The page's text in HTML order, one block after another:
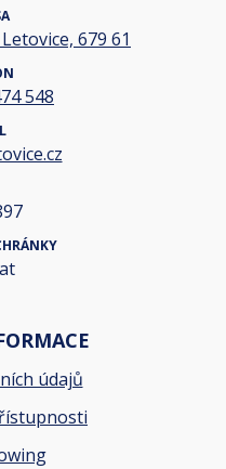
679 61
548
údajů